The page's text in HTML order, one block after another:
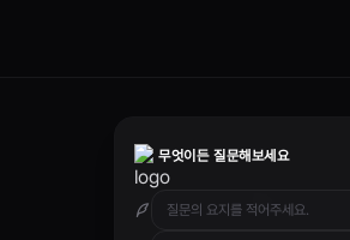
무엇이든 질문해보세요